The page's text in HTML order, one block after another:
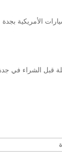
الأمريكية بجدة
قبل الشراء في